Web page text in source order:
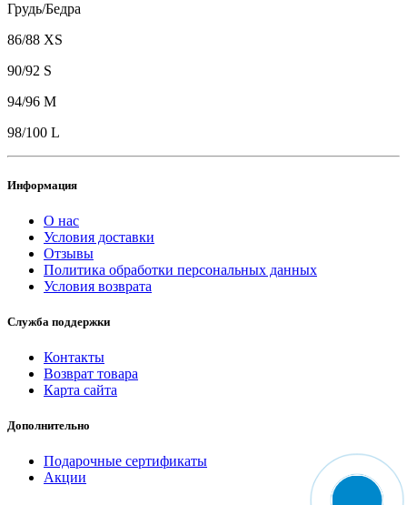
Грудь/Бедра
86/88 XS
90/92 S
94/96 M
98/100 L
Информация
О нас
Условия доставки
Отзывы
Политика обработки персональных данных
Условия возврата
Служба поддержки
Контакты
Возврат товара
Карта сайта
Дополнительно
Подарочные сертификаты
Акции